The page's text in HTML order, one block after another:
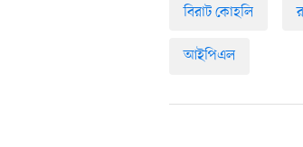
বিরাট কোহলি
আইপিএল